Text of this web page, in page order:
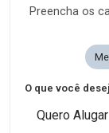
Preencha os
O que você
Quero Alugar